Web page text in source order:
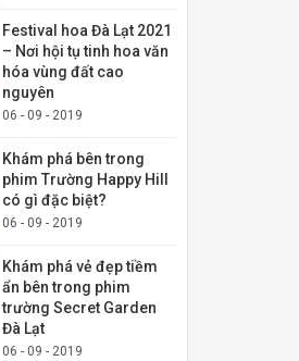
Festival hoa Đà Lạt 2021
– Nơi hội tụ tinh hoa văn
hóa vùng đất cao
nguyên
06 - 09 - 2019
Khám phá bên trong
phim Trường Happy Hill
có gì đặc biệt?
06 - 09 - 2019
Khám phá vẻ đẹp tiềm
ẩn bên trong phim
trường Secret Garden
Đà Lạt
06 - 09 - 2019